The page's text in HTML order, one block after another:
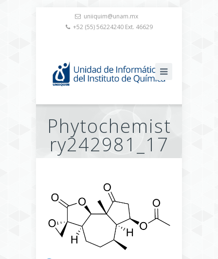
uniiquim@unam.mx
+52 (55) 56224240 Ext. 46629
Phytochemist
ry242981_17